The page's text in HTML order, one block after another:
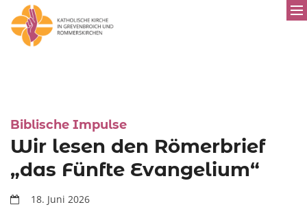
Biblische Impulse:
Wir lesen den Römerbrief
„das Fünfte Evangelium“
Datum:18. Juni 2026